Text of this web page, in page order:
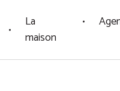
La
maison